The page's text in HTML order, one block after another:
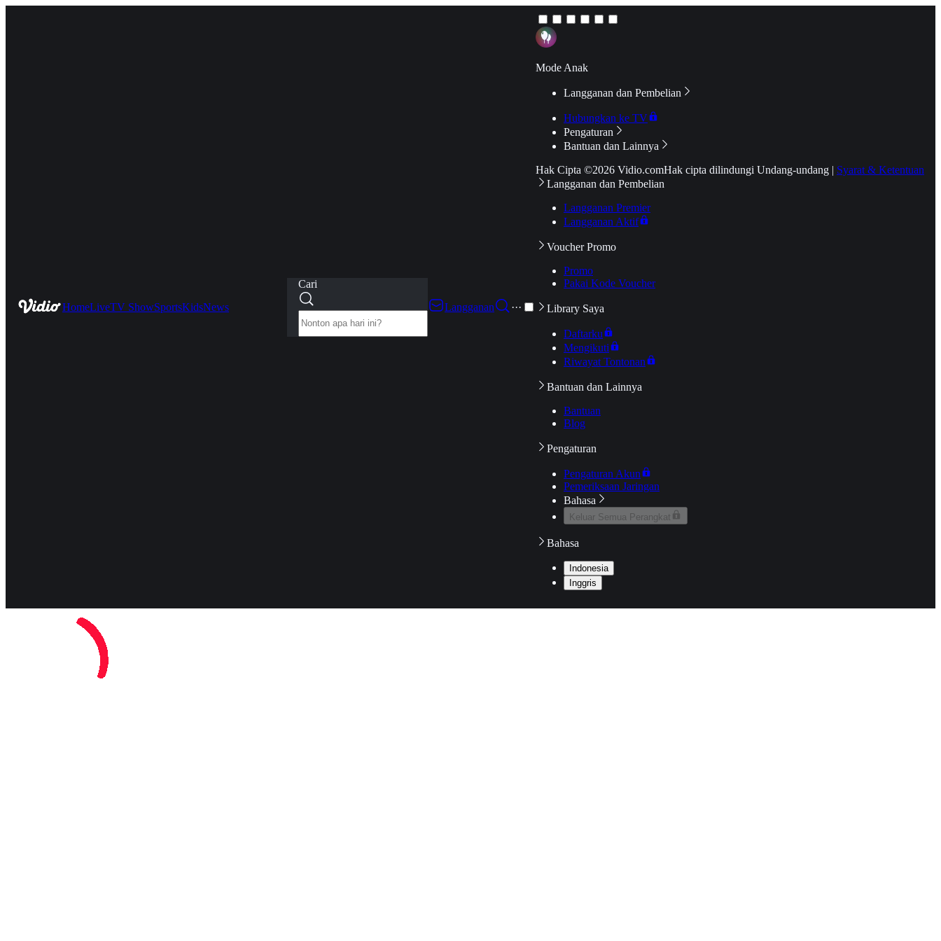
HomeLiveTV ShowSportsKidsNews
Cari
Langganan
···
Mode Anak
Langganan dan Pembelian
Hubungkan ke TV
Pengaturan
Bantuan dan Lainnya
Hak Cipta ©2026 Vidio.comHak cipta dilindungi Undang-undang | Syarat & Ketentuan
Langganan dan Pembelian
Langganan Premier
Langganan Aktif
Voucher Promo
Promo
Pakai Kode Voucher
Library Saya
Daftarku
Mengikuti
Riwayat Tontonan
Bantuan dan Lainnya
Bantuan
Blog
Pengaturan
Pengaturan Akun
Pemeriksaan Jaringan
Bahasa
Keluar Semua Perangkat
Bahasa
Indonesia
Inggris